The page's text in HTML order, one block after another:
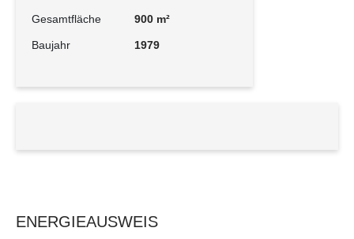
Gesamtfläche 900 m²
Baujahr 1979
ENERGIEAUSWEIS